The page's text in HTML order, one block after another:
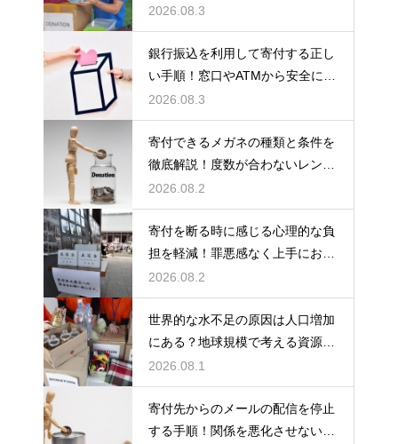
仕組みを徹底解説
2026.08.3
銀行振込を利用して寄付する正し
い手順！窓口やATMから安全に支
援金を送る方法
2026.08.3
寄付できるメガネの種類と条件を
徹底解説！度数が合わないレンズ
でも大丈夫
2026.08.2
寄付を断る時に感じる心理的な負
担を軽減！罪悪感なく上手にお断
りする
2026.08.2
世界的な水不足の原因は人口増加
にある？地球規模で考える資源と
対策
2026.08.1
寄付先からのメールの配信を停止
する手順！関係を悪化させないス